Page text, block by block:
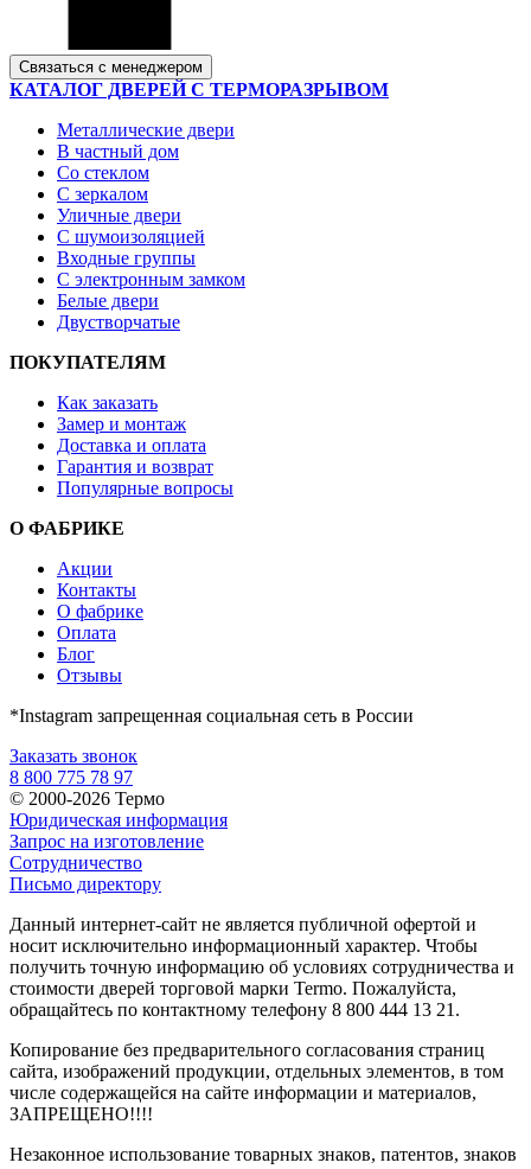
Связаться с менеджером
КАТАЛОГ ДВЕРЕЙ С ТЕРМОРАЗРЫВОМ
Металлические двери
В частный дом
Со стеклом
С зеркалом
Уличные двери
С шумоизоляцией
Входные группы
С электронным замком
Белые двери
Двустворчатые
ПОКУПАТЕЛЯМ
Как заказать
Замер и монтаж
Доставка и оплата
Гарантия и возврат
Популярные вопросы
О ФАБРИКЕ
Акции
Контакты
О фабрике
Оплата
Блог
Отзывы
*Instagram запрещенная социальная сеть в России
Заказать звонок
8 800 775 78 97
© 2000-2026 Термо
Юридическая информация
Запрос на изготовление
Сотрудничество
Письмо директору
Данный интернет-сайт не является публичной офертой и
носит исключительно информационный характер. Чтобы
получить точную информацию об условиях сотрудничества и
стоимости дверей торговой марки Termo. Пожалуйста,
обращайтесь по контактному телефону 8 800 444 13 21.
Копирование без предварительного согласования страниц
сайта, изображений продукции, отдельных элементов, в том
числе содержащейся на сайте информации и материалов,
ЗАПРЕЩЕНО!!!!
Незаконное использование товарных знаков, патентов, знаков